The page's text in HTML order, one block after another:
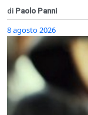
di Paolo Panni
8 agosto 2026